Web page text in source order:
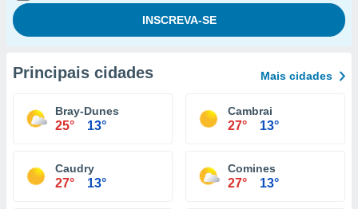
Principais cidades Mais cidades
Bray-Dunes
25° 13°
Cambrai
27° 13°
Caudry
27° 13°
Comines
27° 13°